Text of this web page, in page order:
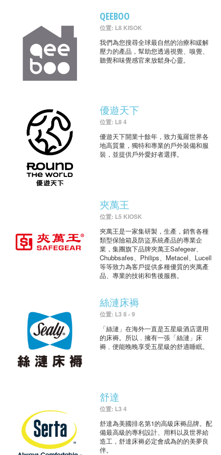
QEEBOO
位置: L8 KISOK
我們為您搜尋全球最自然的治療和緩解
壓力的產品，幫助您透過視覺、嗅覺、
聽覺和味覺感官來放鬆身心靈。
優遊天下
位置: L8 4
優遊天下開業十餘年，致力蒐羅世界各
地高質量，獨特和專業的戶外裝備和服
裝，並提供戶外愛好者選擇。
夾萬王
位置: L5 KIOSK
夾萬王是一家集研製，生產，銷售各種
類型保險箱及防盜系統產品的專業企
業，集團旗下品牌夾萬王Safegear、
Chubbsafes、Philips、Metacel、Lucell
等等致力為客戶提供多種優質的夾萬產
品、專業的技術和售後服務。
絲漣床褥
位置: L3 8 - 9
「絲漣」在海外一直是五星級酒店選用
的床褥。所以﹐擁有一張「絲漣」床
褥﹐便能晚晚享受五星級的舒適睡眠。
舒達
位置: L3 4
舒達為美國排名第1的高級床褥品牌。配
備最高級的專利設計、用料以及世界給
造工，舒達床褥必定會成為的的美夢良
伴。